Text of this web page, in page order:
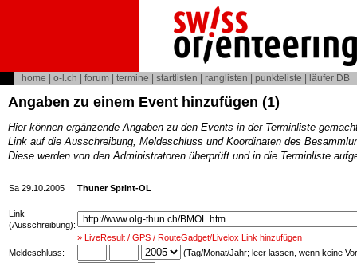
home o-l.ch forum termine startlisten ranglisten punkteliste läufer DB
Angaben zu einem Event hinzufügen (1)
Hier können ergänzende Angaben zu den Events in der Terminliste
Link auf die Ausschreibung, Meldeschluss und Koordinaten des
Diese werden von den Administratoren überprüft und in die Terminliste
Sa 29.10.2005 Thuner Sprint-OL
Link
(Ausschreibung):
» LiveResult / GPS / RouteGadget/Livelox Link hinzufügen
Meldeschluss:
(Tag/Monat/Jahr; leer lassen, wenn keine